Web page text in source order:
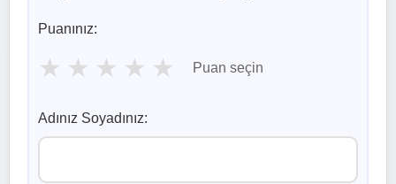
Puanınız:
★ ★ ★ ★ ★ Puan seçin
Adınız Soyadınız: